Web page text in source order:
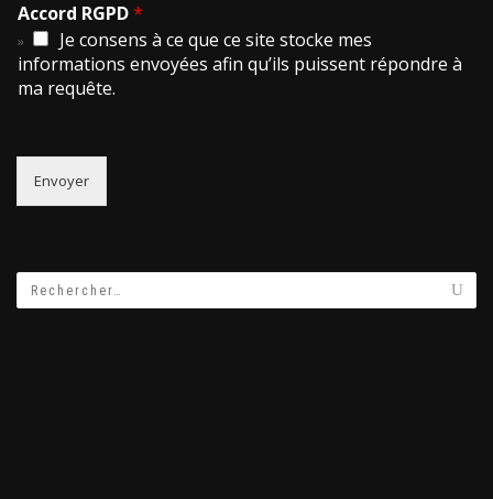
Accord RGPD*
Je consens à ce que ce site stocke mes
informations envoyées afin qu’ils puissent répondre à
ma requête.
Envoyer